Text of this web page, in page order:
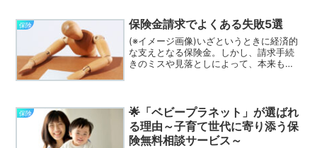
ち行かなくなることもあります。人生に
おけるリスクに備える...
保険 保険金請求でよくある失敗5選
(※イメージ画像)いざというときに経済的
な支えとなる保険金。しかし、請求手続
きのミスや見落としによって、本来もら
た」「対象外だと思い込ん...
保険
🌟「ベビープラネット」が選ばれ
る理由～子育て世代に寄り添う保
険無料相談サービス～